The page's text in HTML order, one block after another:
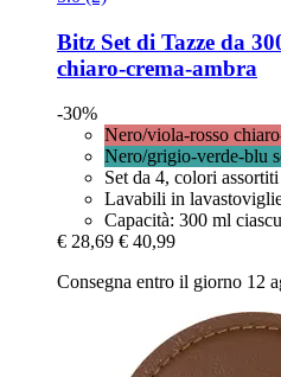
Bitz Set di Tazze da
chiaro-​crema-​ambra
-30%
Nero/viola-rosso
Nero/grigio-verde-blu
Set da 4, colori assortiti
Lavabili in
Capacità: 300 ml
€ 28,69 € 40,99
Consegna entro il giorno 12